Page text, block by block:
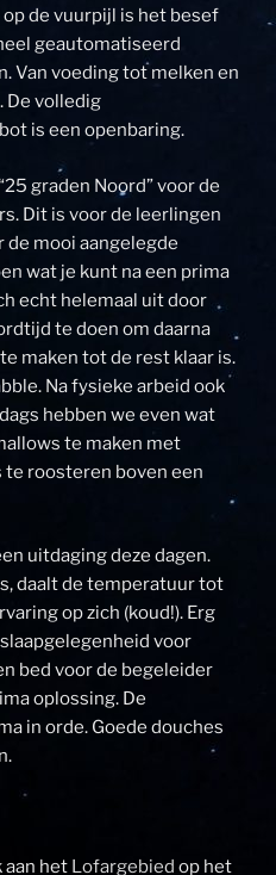
op de vuurpijl is het besef
geautomatiseerd
Van voeding tot melken en
De volledig
is een openbaring.
graden Noord” voor de
Dit is voor de leerlingen
de mooi aangelegde
wat je kunt na een prima
echt helemaal uit door
te doen om daarna
maken tot de rest klaar is.
Na fysieke arbeid ook
hebben we even wat
te maken met
roosteren boven een
uitdaging deze dagen.
daalt de temperatuur tot
op zich (koud!). Erg
voor
bed voor de begeleider
oplossing. De
in orde. Goede douches
aan het Lofargebied op het